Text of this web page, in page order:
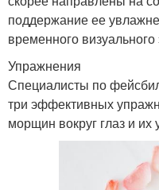
поддержание ее
временного
Упражнения
Специалисты по
три эффективных
морщин вокруг глаз и их